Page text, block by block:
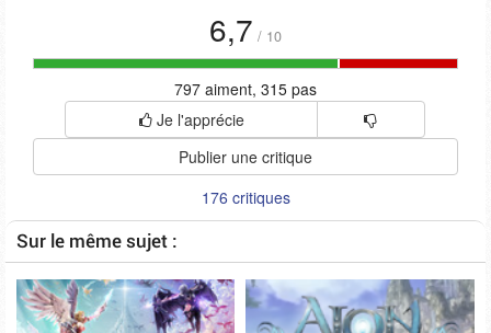
6,7 / 10
797 aiment, 315 pas
Je l'apprécie
Publier une critique
176 critiques
Sur le même sujet :